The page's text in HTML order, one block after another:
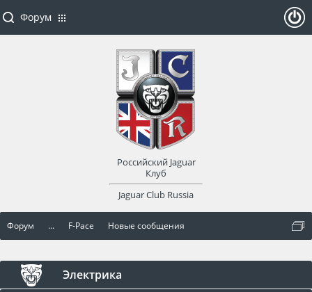
Форум ... F-Pace Новые сообщения
Электрика
Форум
Российский Jaguar
Клуб
Jaguar Club Russia
оват